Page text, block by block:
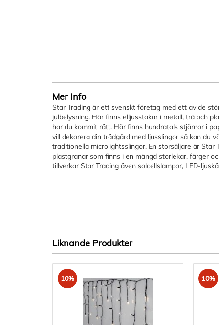
Mer Info
Star Trading är ett svenskt företag med ett av de
julbelysning. Här finns elljusstakar i metall, trä och
har du kommit rätt. Här finns hundratals stjärnor i
vill dekorera din trädgård med ljusslingor så kan du
traditionella microlightsslingor. En storsäljare är Star
plastgranar som finns i en mängd storlekar, färger
tillverkar Star Trading även solcellslampor, LED-
Liknande Produkter
10% 10%